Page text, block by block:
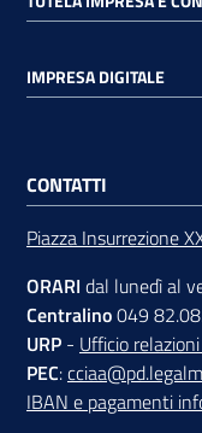
tter
Sala
Stampa
IMPRESA DIGITALE
CONTATTI
Piazza Insurrezione
ORARI dal lunedì al
Centralino049
URP - Ufficio
PEC:
IBAN e pagamenti